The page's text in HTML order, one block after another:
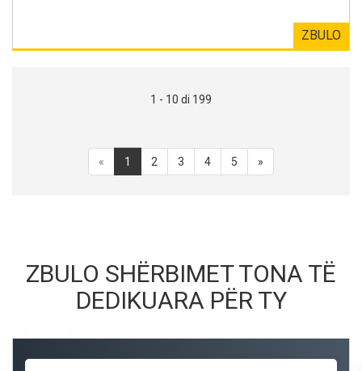
ZBULO
1 - 10 di 199
« 1 2 3 4 5 »
ZBULO SHËRBIMET TONA TË
DEDIKUARA PËR TY